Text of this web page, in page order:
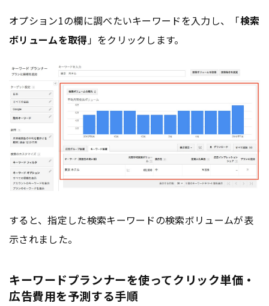
オプション1の欄に調べたいキーワードを入力し、「検索
ボリュームを取得 」をクリックします。
すると、指定した検索キーワードの検索ボリュームが表
示されました。
キーワードプランナーを使ってクリック単価・
広告費用を予測する手順